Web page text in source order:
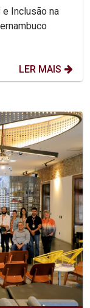
Inclusão na
LER MAIS